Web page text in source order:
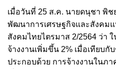
เมื่อวันที่ 25 ส.ค. นายดนุชา พิ
พัฒนาการเศรษฐกิจและสังคม
สังคมไทยไตรมาส 2/2564 ว่า
จ้างงานเพิ่มขึ้น 2% เมื่อเทียบกั
ประกอบด้วย การจ้างงานในภา